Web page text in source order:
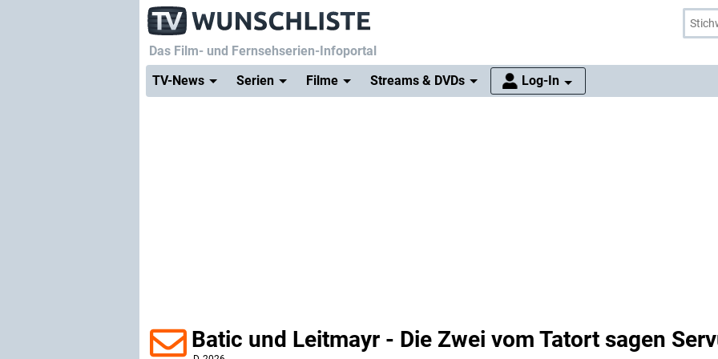
Das Film- und Fernsehserien-Infoportal
TV-News
Serien Filme Streams & DVDs Log-In
Batic und Leitmayr - Die Zwei vom Tatort sagen